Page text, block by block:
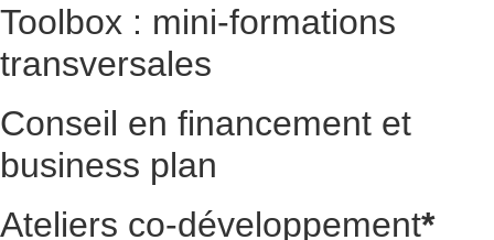
Toolbox : mini-formations
transversales
Conseil en financement et
business plan
Ateliers co-développement*